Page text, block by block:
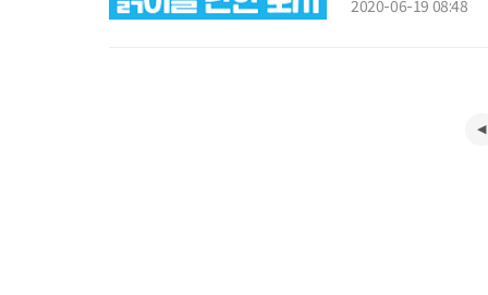
2020-06-19 08:48